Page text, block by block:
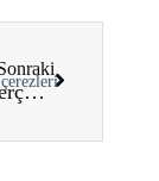
Konveyör Çerçevesi Rulo Şekillendirme Makineleri: 2025'te Malzeme Taşımada Devrim Yaratacak